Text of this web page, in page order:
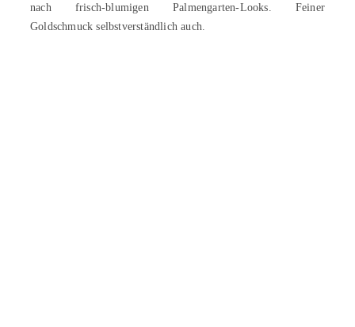
nach frisch-blumigen Palmengarten-Looks. Feiner
Goldschmuck selbstverständlich auch.